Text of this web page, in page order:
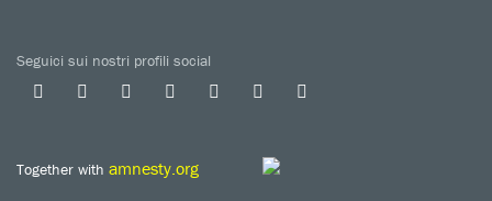
Seguici sui nostri profili social
Together with amnesty.org